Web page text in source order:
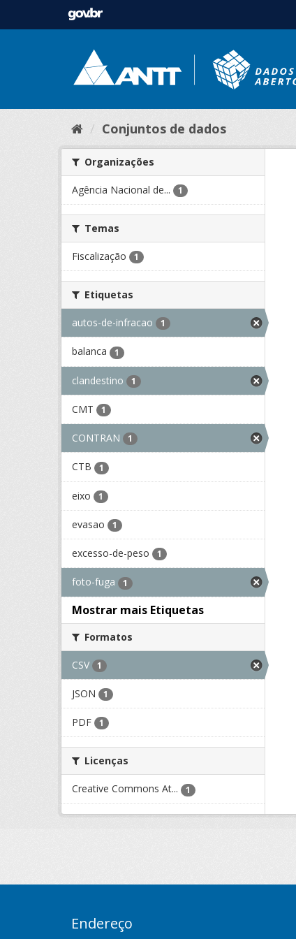
Conjuntos de dados
Organizações
Agência Nacional de... 1
Temas
Fiscalização 1
Etiquetas
autos-de-infracao 1
balanca 1
clandestino 1
CMT 1
CONTRAN 1
CTB 1
eixo 1
evasao 1
excesso-de-peso 1
foto-fuga 1
Mostrar mais Etiquetas
Formatos
CSV 1
JSON 1
PDF 1
Licenças
Creative Commons At... 1
Endereço